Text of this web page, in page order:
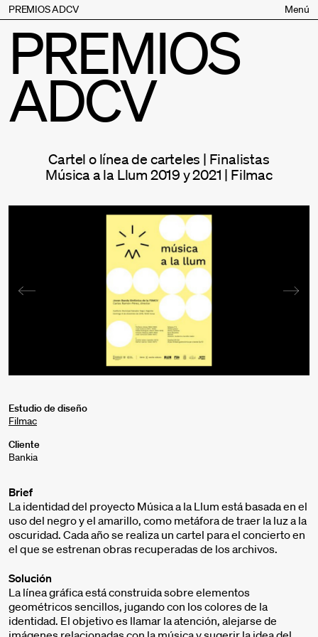
PREMIOS ADCV
Bases
Jurado
Inscripción
Palmarés
Premios especiales
Supporters
Contacto
Menú
PREMIOS
ADCV
Cartel o línea de carteles | Finalistas
Música a la Llum 2019 y 2021 | Filmac
Estudio de diseño
Filmac
Cliente
Bankia
Brief
La identidad del proyecto Música a la Llum está basada en el
uso del negro y el amarillo, como metáfora de traer la luz a la
oscuridad. Cada año se realiza un cartel para el concierto en
el que se estrenan obras recuperadas de los archivos.
Solución
La línea gráfica está construida sobre elementos
geométricos sencillos, jugando con los colores de la
identidad. El objetivo es llamar la atención, alejarse de